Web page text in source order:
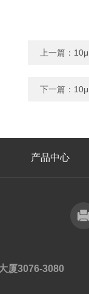
上一篇：
下一篇：
产品中心
厦3076-3080